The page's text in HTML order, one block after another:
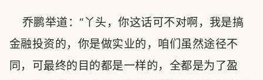
乔鹏举道：“丫头，你这话可不对啊，我是搞
金融投资的，你是做实业的，咱们虽然途径不
同，可最终的目的都是一样的，全都是为了盈